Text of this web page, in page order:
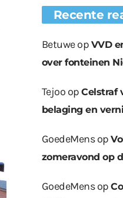
Recente
Betuweop VVD
over fonteinen
Tejoo opCelstraf
belaging en
GoedeMensop
zomeravond op
GoedeMensop